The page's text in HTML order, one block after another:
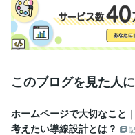
このブログを見た人
ホームページで大切なこと
考えたい導線設計とは？